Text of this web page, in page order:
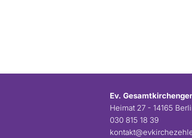
Ev.
Heimat 27 - 14165
030 815 18 39